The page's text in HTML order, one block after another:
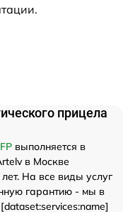
прицела
выполняется в
в Москве
На все виды услуг
гарантию - мы в